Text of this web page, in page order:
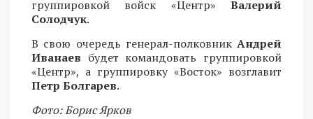
группировкой войск «Центр» Валерий
Солодчук.
В свою очередь генерал-полковникАндрей
Иванаев будет командовать группировкой
«Центр», а группировку «Восток» возглавит
Петр Болгарев.
Фото: Борис Ярков